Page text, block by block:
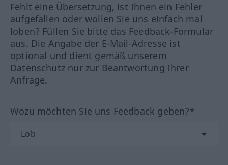
Fehlt eine Übersetzung, ist Ihnen ein Fehler
aufgefallen oder wollen Sie uns einfach mal
loben? Füllen Sie bitte das Feedback-Formular
aus. Die Angabe der E-Mail-Adresse ist
optional und dient gemäß unserem
Datenschutz nur zur Beantwortung Ihrer
Anfrage.
Wozu möchten Sie uns Feedback geben?*